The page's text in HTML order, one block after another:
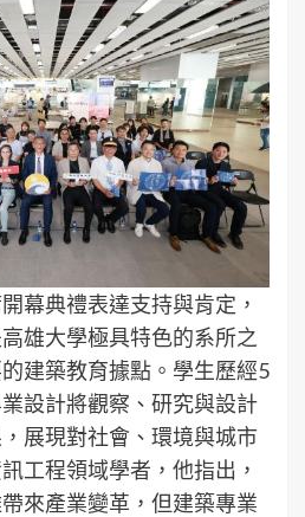
幕典禮表達支持與肯定，
雄大學極具特色的系所之
建築教育據點。學生歷經5
設計將觀察、研究與設計
展現對社會、環境與城市
工程領域學者，他指出，
來產業變革，但建築專業